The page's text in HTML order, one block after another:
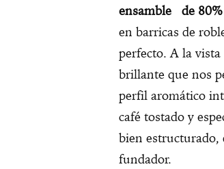
ensamble de
en barricas de
perfecto. A la
brillante que nos
perfil aromático
café tostado y
bien estructurado,
fundador.